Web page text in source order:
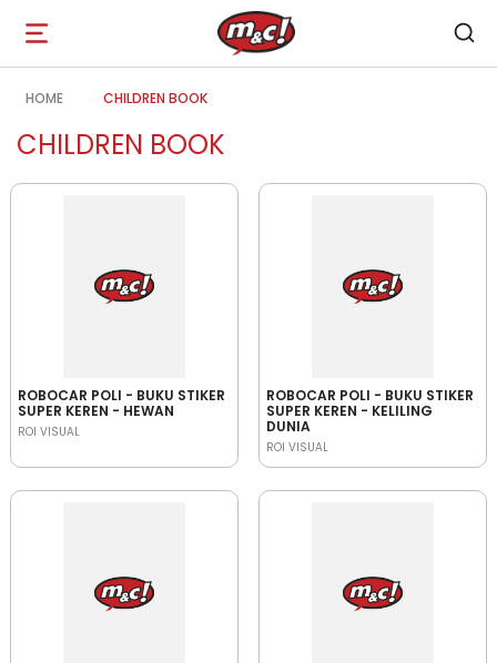
Open
navigation
HOME CHILDREN BOOK
CHILDREN BOOK
ROBOCAR POLI - BUKU STIKER
SUPER KEREN - HEWAN
ROI VISUAL
ROBOCAR POLI - BUKU STIKER
SUPER KEREN - KELILING
DUNIA
ROI VISUAL